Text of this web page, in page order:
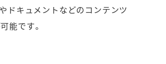
ドキュメントなどのコンテンツ
能です。